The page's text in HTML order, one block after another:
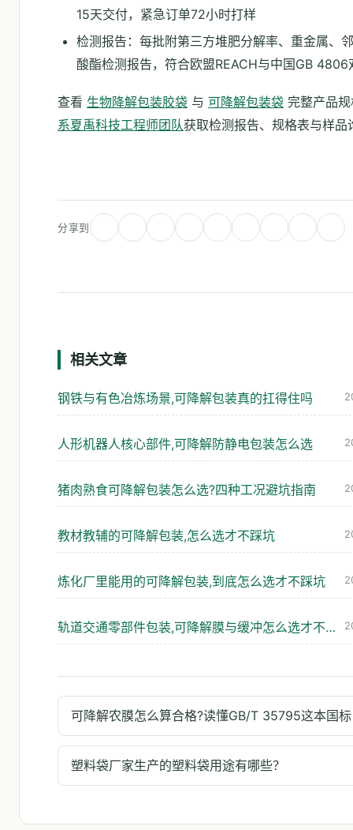
15天交付，紧急订单72小时打样
检测报告：每批附第三方堆肥分解率、重金属、
酸酯检测报告，符合欧盟REACH与中国GB 4806
查看 生物降解包装胶袋 与 可降解包装袋 完整产品
系夏禹科技工程师团队获取检测报告、规格表与样品
分享到
相关文章
钢铁与有色冶炼场景,可降解包装真的扛得住吗
人形机器人核心部件,可降解防静电包装怎么选
猪肉熟食可降解包装怎么选?四种工况避坑指南
教材教辅的可降解包装,怎么选才不踩坑
炼化厂里能用的可降解包装,到底怎么选才不踩坑
轨道交通零部件包装,可降解膜与缓冲怎么选才不出问题
可降解农膜怎么算合格?读懂GB/T 35795这本国标
塑料袋厂家生产的塑料袋用途有哪些？